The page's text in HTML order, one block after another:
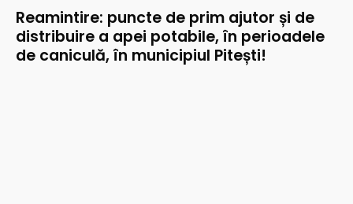
Reamintire: puncte de prim ajutor și de
distribuire a apei potabile, în perioadele
de caniculă, în municipiul Pitești!